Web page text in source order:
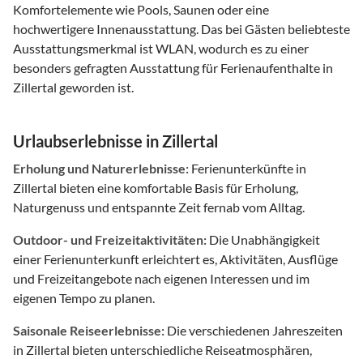
Komfortelemente wie Pools, Saunen oder eine
hochwertigere Innenausstattung. Das bei Gästen beliebteste
Ausstattungsmerkmal ist WLAN, wodurch es zu einer
besonders gefragten Ausstattung für Ferienaufenthalte in
Zillertal geworden ist.
Urlaubserlebnisse in Zillertal
Erholung und Naturerlebnisse: Ferienunterkünfte in
Zillertal bieten eine komfortable Basis für Erholung,
Naturgenuss und entspannte Zeit fernab vom Alltag.
Outdoor- und Freizeitaktivitäten: Die Unabhängigkeit
einer Ferienunterkunft erleichtert es, Aktivitäten, Ausflüge
und Freizeitangebote nach eigenen Interessen und im
eigenen Tempo zu planen.
Saisonale Reiseerlebnisse: Die verschiedenen Jahreszeiten
in Zillertal bieten unterschiedliche Reiseatmosphären,